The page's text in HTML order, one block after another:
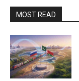
MOST READ